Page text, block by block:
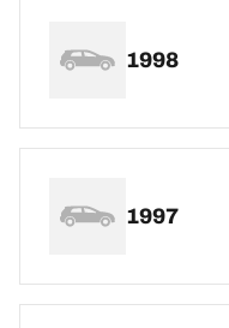
1998
1997